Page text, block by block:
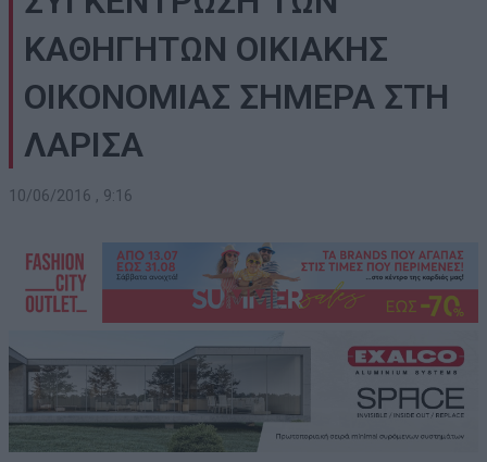
ΚΑΘΗΓΗΤΩΝ ΟΙΚΙΑΚΗΣ
ΟΙΚΟΝΟΜΙΑΣ ΣΗΜΕΡΑ ΣΤΗ
ΛΑΡΙΣΑ
10/06/2016 , 9:16